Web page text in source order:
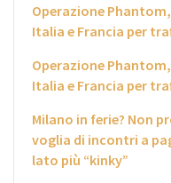
Operazione
Italia e Francia per
Operazione
Italia e Francia per
Milano in ferie? Non
voglia di incontri a
lato più “kinky”